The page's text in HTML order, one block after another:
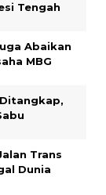
Tengah
Abaikan
MBG
Trans
Dunia